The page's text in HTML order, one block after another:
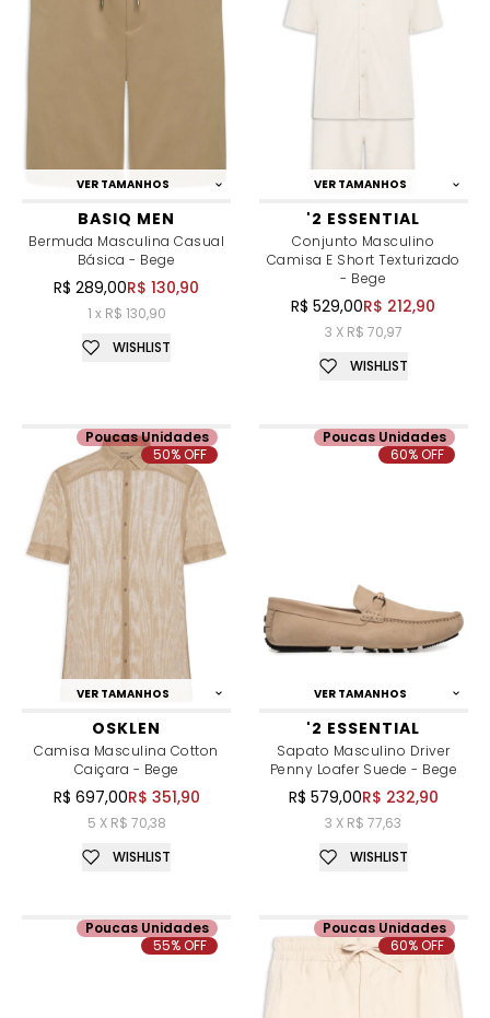
VER TAMANHOS
BASIQ MEN
Bermuda Masculina Casual
Básica - Bege
R$ 289,00R$ 130,90
1 x R$ 130,90
WISHLIST
VER TAMANHOS
'2 ESSENTIAL
Conjunto Masculino
Camisa E Short Texturizado
- Bege
R$ 529,00R$ 212,90
3 X R$ 70,97
WISHLIST
VER TAMANHOS
OSKLEN
Camisa Masculina Cotton
Caiçara - Bege
R$ 697,00R$ 351,90
5 X R$ 70,38
Poucas Unidades
50% OFF
WISHLIST
VER TAMANHOS
'2 ESSENTIAL
Sapato Masculino Driver
Penny Loafer Suede - Bege
R$ 579,00R$ 232,90
3 X R$ 77,63
Poucas Unidades
60% OFF
WISHLIST
Poucas Unidades
55% OFF
Poucas Unidades
60% OFF